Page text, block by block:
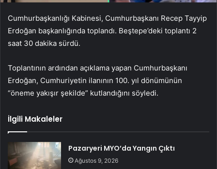
Cumhurbaşkanlığı Kabinesi, Cumhurbaşkanı Recep Tayyip
Erdoğan başkanlığında toplandı. Beştepe’deki toplantı 2
saat 30 dakika sürdü.
Toplantının ardından açıklama yapan Cumhurbaşkanı
Erdoğan, Cumhuriyetin ilanının 100. yıl dönümünün
“öneme yakışır şekilde” kutlandığını söyledi.
İlgili Makaleler
Pazaryeri MYO’da Yangın Çıktı
Ağustos 9, 2026